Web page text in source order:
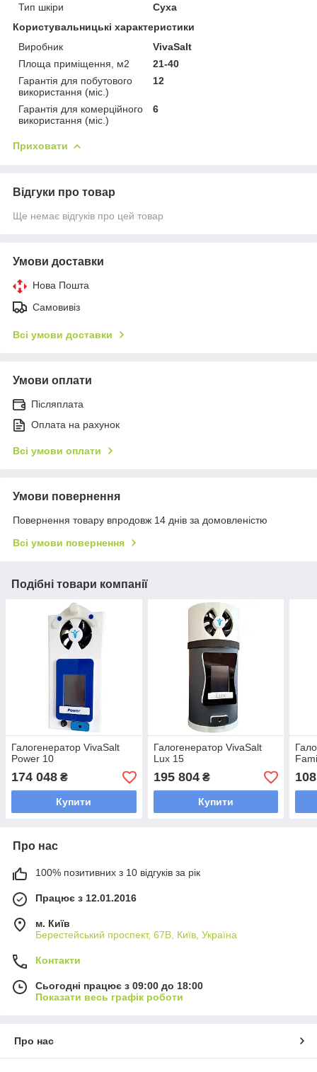
Тип шкіри
Суха
Користувальницькі характеристики
Виробник
VivaSalt
Площа приміщення, м2
21-40
Гарантія для побутового
використання (міс.)
12
Гарантія для комерційного
використання (міс.)
6
Приховати
Відгуки про товар
Ще немає відгуків про цей товар
Умови доставки
Нова Пошта
Самовивіз
Всі умови доставки
Умови оплати
Післяплата
Оплата на рахунок
Всі умови оплати
Умови повернення
Повернення товару впродовж 14 днів за домовленістю
Всі умови повернення
Подібні товари компанії
Галогенератор VivaSalt
Power 10
174 048 ₴
Купити
Галогенератор VivaSalt
Lux 15
195 804₴
Купити
Про нас
100% позитивних з 10 відгуків за рік
Працює з 12.01.2016
м. Київ
Берестейський проспект, 67В, Київ, Україна
Контакти
Сьогодні працює з 09:00 до 18:00
Показати весь графік роботи
Про нас